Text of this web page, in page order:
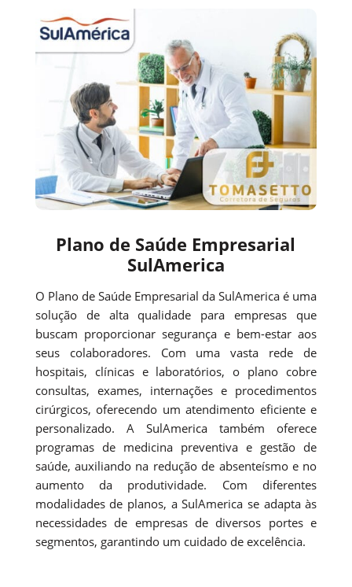
Plano de Saúde Empresarial
SulAmerica
O Plano de Saúde Empresarial da SulAmerica é uma
solução de alta qualidade para empresas que
buscam proporcionar segurança e bem-estar aos
seus colaboradores. Com uma vasta rede de
hospitais, clínicas e laboratórios, o plano cobre
consultas, exames, internações e procedimentos
cirúrgicos, oferecendo um atendimento eficiente e
personalizado. A SulAmerica também oferece
programas de medicina preventiva e gestão de
saúde, auxiliando na redução de absenteísmo e no
aumento da produtividade. Com diferentes
modalidades de planos, a SulAmerica se adapta às
necessidades de empresas de diversos portes e
segmentos, garantindo um cuidado de excelência.